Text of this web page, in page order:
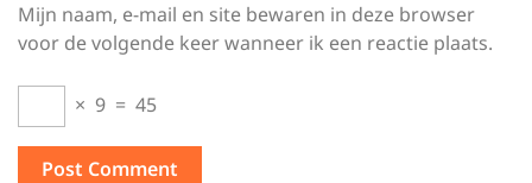
Mijn naam, e-mail en site bewaren in deze browser
voor de volgende keer wanneer ik een reactie plaats.
× 9 = 45